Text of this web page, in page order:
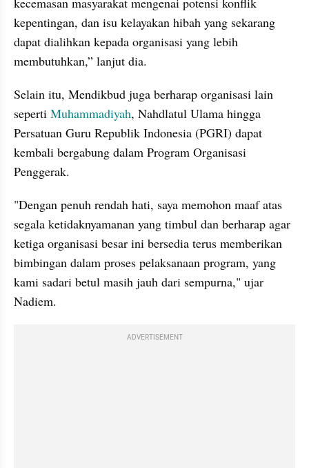
kepentingan, dan isu kelayakan hibah yang sekarang
dapat dialihkan kepada organisasi yang lebih
membutuhkan,” lanjut dia.
Selain itu, Mendikbud juga berharap organisasi lain
seperti Muhammadiyah, Nahdlatul Ulama hingga
Persatuan Guru Republik Indonesia (PGRI) dapat
kembali bergabung dalam Program Organisasi
Penggerak.
"Dengan penuh rendah hati, saya memohon maaf atas
segala ketidaknyamanan yang timbul dan berharap agar
ketiga organisasi besar ini bersedia terus memberikan
bimbingan dalam proses pelaksanaan program, yang
kami sadari betul masih jauh dari sempurna," ujar
Nadiem.
ADVERTISEMENT